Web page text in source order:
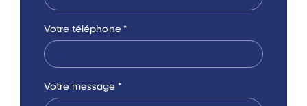
Votre téléphone *
Votre message *